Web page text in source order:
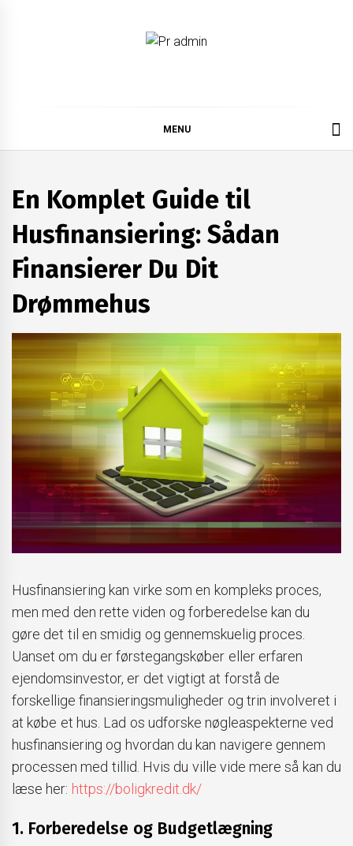
MENU
En Komplet Guide til
Husfinansiering: Sådan
Finansierer Du Dit
Drømmehus
Husfinansiering kan virke som en kompleks proces,
men med den rette viden og forberedelse kan du
gøre det til en smidig og gennemskuelig proces.
Uanset om du er førstegangskøber eller erfaren
ejendomsinvestor, er det vigtigt at forstå de
forskellige finansieringsmuligheder og trin involveret i
at købe et hus. Lad os udforske nøgleaspekterne ved
husfinansiering og hvordan du kan navigere gennem
processen med tillid. Hvis du ville vide mere så kan du
læse her: https://boligkredit.dk/
1. Forberedelse og Budgetlægning